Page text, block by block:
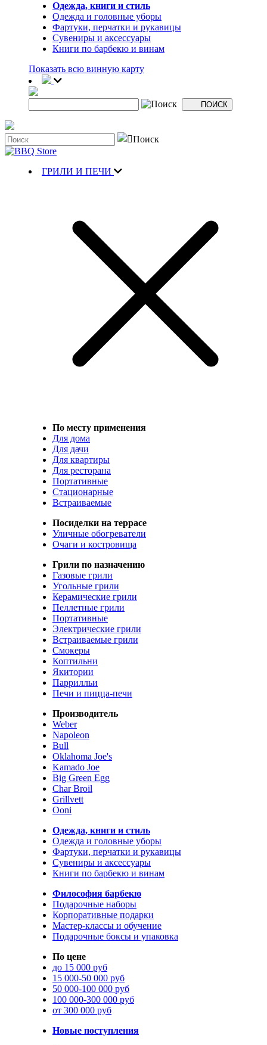
Одежда, книги и стиль
Одежда и головные уборы
Фартуки, перчатки и рукавицы
Сувениры и аксессуары
Книги по барбекю и винам
Показать всю винную карту
ГРИЛИ И ПЕЧИ
По месту применения
Для дома
Для дачи
Для квартиры
Для ресторана
Портативные
Стационарные
Встраиваемые
Посиделки на террасе
Уличные обогреватели
Очаги и костровища
Грили по назначению
Газовые грили
Угольные грили
Керамические грили
Пеллетные грили
Портативные
Электрические грили
Встраиваемые грили
Смокеры
Коптильни
Якитории
Паррилльи
Печи и пицца-печи
Производитель
Weber
Napoleon
Bull
Oklahoma Joe's
Kamado Joe
Big Green Egg
Char Broil
Grillvett
Ooni
Одежда, книги и стиль
Одежда и головные уборы
Фартуки, перчатки и рукавицы
Сувениры и аксессуары
Книги по барбекю и винам
Философия барбекю
Подарочные наборы
Корпоративные подарки
Мастер-классы и обучение
Подарочные боксы и упаковка
По цене
до 15 000 руб
15 000-50 000 руб
50 000-100 000 руб
100 000-300 000 руб
от 300 000 руб
Новые поступления